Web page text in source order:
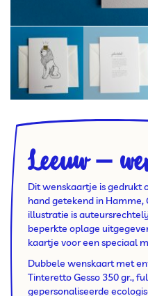
Leeuw –
Dit wenskaartje is gedrukt
hand getekend in Hamme,
illustratie is
beperkte oplage
kaartje voor een speciaal
Dubbele wenskaart met
Tinteretto Gesso 350 gr.,
gepersonaliseerde